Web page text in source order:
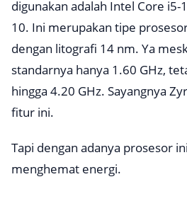
digunakan adalah Intel Core i5-
10. Ini merupakan tipe
dengan litografi 14 nm. Ya
standarnya hanya 1.60 GHz,
hingga 4.20 GHz. Sayangnya
fitur ini.
Tapi dengan adanya prosesor
menghemat energi.